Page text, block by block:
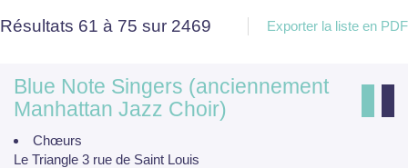
Résultats 61 à 75 sur 2469 Exporter la liste en PDF
Blue Note Singers (anciennement
Manhattan Jazz Choir)
Chœurs
Le Triangle 3 rue de Saint Louis